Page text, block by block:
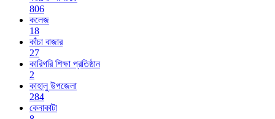
806
কলেজ
18
কাঁচা বাজার
27
কারিগরি শিক্ষা প্রতিষ্ঠান
2
কাহালু উপজেলা
284
কেনাকাটা